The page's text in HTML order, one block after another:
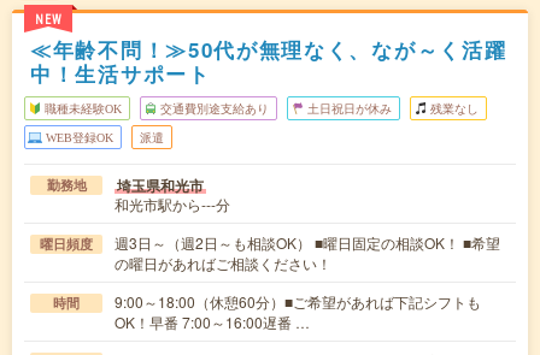
NEW
≪年齢不問！≫50代が無理なく、なが～く活躍
中！生活サポート
職種未経験OK 交通費別途支給あり 土日祝日が休み 残業なし
WEB登録OK 派遣
勤務地 埼玉県和光市
和光市駅から---分
曜日頻度
週3日～（週2日～も相談OK） ■曜日固定の相談OK！ ■希望
の曜日があればご相談ください！
時間
9:00～18:00（休憩60分）■ご希望があれば下記シフトも
OK！早番 7:00～16:00遅番 …